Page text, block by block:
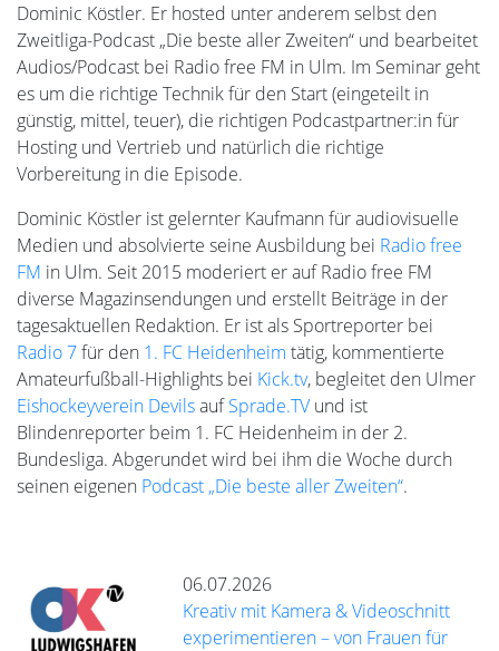
Dominic Köstler. Er hosted unter anderem selbst den
Zweitliga-Podcast „Die beste aller Zweiten“ und bearbeitet
Audios/Podcast bei Radio free FM in Ulm. Im Seminar geht
es um die richtige Technik für den Start (eingeteilt in
günstig, mittel, teuer), die richtigen Podcastpartner:in für
Hosting und Vertrieb und natürlich die richtige
Vorbereitung in die Episode.
Dominic Köstler ist gelernter Kaufmann für audiovisuelle
Medien und absolvierte seine Ausbildung bei Radio free
FM in Ulm. Seit 2015 moderiert er auf Radio free FM
diverse Magazinsendungen und erstellt Beiträge in der
tagesaktuellen Redaktion. Er ist als Sportreporter bei
Radio 7für den 1. FC Heidenheim tätig, kommentierte
Amateurfußball-Highlights bei Kick.tv, begleitet den Ulmer
Eishockeyverein DevilsaufSprade.TV und ist
Blindenreporter beim 1. FC Heidenheim in der 2.
Bundesliga. Abgerundet wird bei ihm die Woche durch
seinen eigenen Podcast „Die beste aller Zweiten“.
06.07.2026
Kreativ mit Kamera & Videoschnitt
experimentieren – von Frauen für